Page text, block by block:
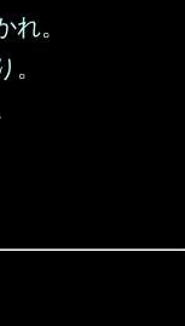
れ。
。